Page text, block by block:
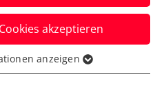
gewinnt auch
wegen Regens
akzeptieren
für grundlegende
anzeigen